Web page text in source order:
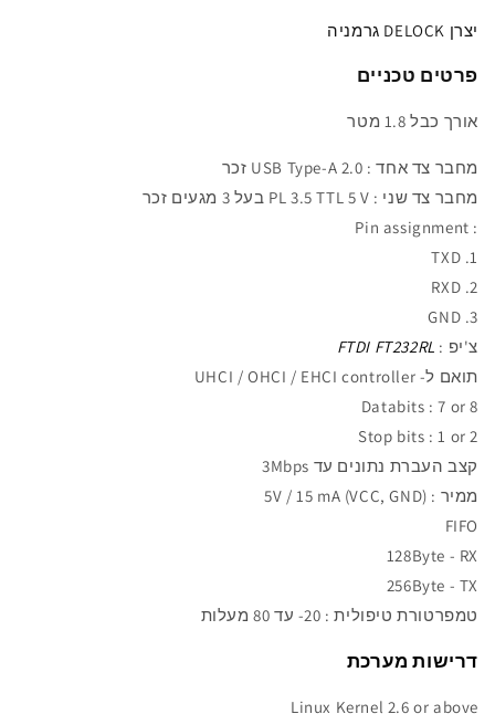
מחבר
3.5
3
צ&#39;יפ
FTDI
מחבר
3
צ&#39;יפ
FTDI
יצרן DELOCK גרמניה
פרטים טכניים
אורך כבל 1.8 מטר
מחבר צד אחד :
זכר
מחבר צד שני :
: Pin assignment
1. TXD
2. RXD
3. GND
צ'יפ : FTDI FT232RL
תואם ל- UHCI / OHCI / EHCI controller
Databits : 7 or 8
Stop bits : 1 or 2
קצב העברת נתונים עד 3Mbps
ממיר : 5V / 15 mA (VCC, GND)
FIFO
128Byte - RX
256Byte - TX
טמפרטורת טיפולית : 20- עד 80 מעלות
דרישות מערכת
Linux Kernel 2.6 or above